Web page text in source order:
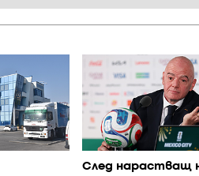
След нарастващ